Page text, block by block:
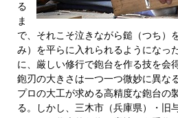
る
ま
で、それこそ泣きながら鎚（つち）
み）を平らに入れられるようになっ
に、厳しい修行で鉋台を作る技を会
鉋刃の大きさは一つ一つ微妙に異な
プロの大工が求める高精度な鉋台の
る。しかし、三木市（兵庫県）・旧